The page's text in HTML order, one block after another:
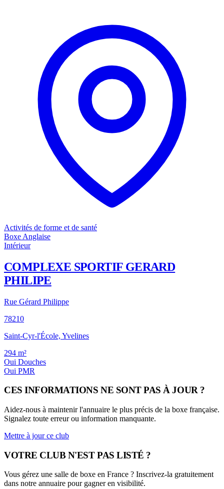
Activités de forme et de santé
Boxe Anglaise
Intérieur
COMPLEXE SPORTIF GERARD
PHILIPE
Rue Gérard Philippe
78210
Saint-Cyr-l'École, Yvelines
294 m²
Oui Douches
Oui PMR
CES INFORMATIONS NE SONT PAS À JOUR ?
Aidez-nous à maintenir l'annuaire le plus précis de la boxe française.
Signalez toute erreur ou information manquante.
Mettre à jour ce club
VOTRE CLUB N'EST PAS LISTÉ ?
Vous gérez une salle de boxe en France ? Inscrivez-la gratuitement
dans notre annuaire pour gagner en visibilité.